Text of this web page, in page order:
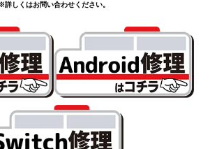
詳しくはお問い合わせください。